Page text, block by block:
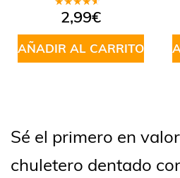
Valorado
en4.00
de 5
2,99€
AÑADIR AL CARRITO
Sé el primero en
chuletero dentado